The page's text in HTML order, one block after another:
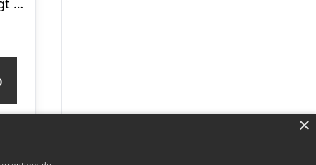
Watery badedragt med ben til damer – Venilla – Sort/grå – Badedragter
×